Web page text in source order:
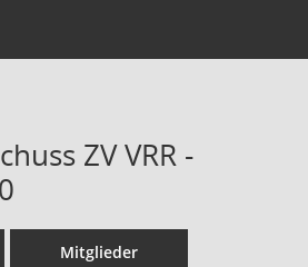
ZV VRR -
Mitglieder